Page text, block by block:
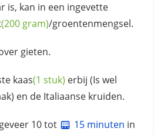
is, kan in een ingevette
(200 gram)/groentenmengsel.
gieten.
kaas(1 stuk) erbij (Is wel
en de Italiaanse kruiden.
10 tot 15 minuten in